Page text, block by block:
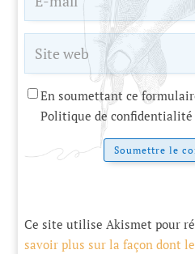
En soumettant ce
Politique de confidentialité
Soumettre le
Ce site utilise Akismet pour
savoir plus sur la façon dont